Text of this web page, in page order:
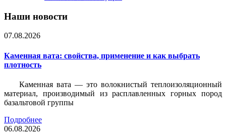
Наши новости
07.08.2026
Каменная вата: свойства, применение и как выбрать
плотность
Каменная вата — это волокнистый теплоизоляционный
материал, производимый из расплавленных горных пород
базальтовой группы
Подробнее
06.08.2026